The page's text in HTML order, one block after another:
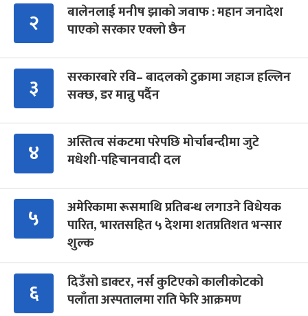
२
बालेनलाई मनीष झाको जवाफ : महान जनादेश
पाएको सरकार एक्लो छैन
३
सरकारबारे रवि– बादलको टुक्रामा जहाज हल्लिन
सक्छ, डर मान्नु पर्दैन
४
अस्तित्व संकटमा परेपछि मोर्चाबन्दीमा जुटे
मधेशी-पहिचानवादी दल
५
अमेरिकामा रूसमाथि प्रतिबन्ध लगाउने विधेयक
पारित, भारतसहित ५ देशमा शतप्रतिशत भन्सार
शुल्क
६
दिउँसो डाक्टर, नर्स कुटिएको कालीकोटको
पलाँता अस्पतालमा राति फेरि आक्रमण